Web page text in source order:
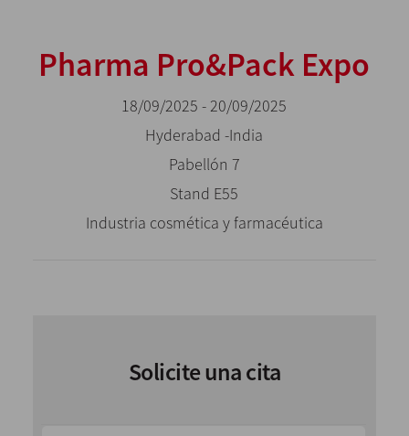
Pharma Pro&Pack Expo
18/09/2025 - 20/09/2025
Hyderabad -India
Pabellón 7
Stand E55
Industria cosmética y farmacéutica
Solicite una cita